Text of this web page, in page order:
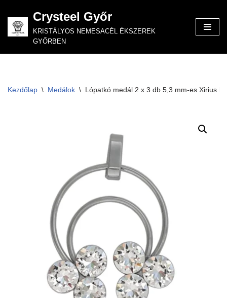
Skip
to
Crysteel Győr
KRISTÁLYOS NEMESACÉL ÉKSZEREK
GYŐRBEN
Kezdőlap \ Medálok \ Lópatkó medál 2 x 3 db 5,3 mm-es Xirius